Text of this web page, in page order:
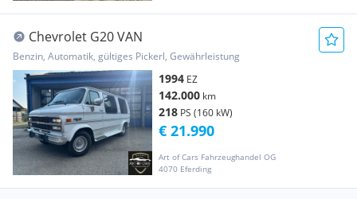
Chevrolet G20 VAN
Benzin, Automatik, gültiges Pickerl, Gewährleistung
1994 EZ
142.000 km
218 PS (160 kW)
Art of Cars Fahrzeughandel OG
4070 Eferding
€ 21.990